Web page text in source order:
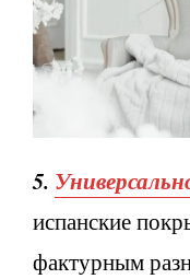
5.
испанские
фактурным